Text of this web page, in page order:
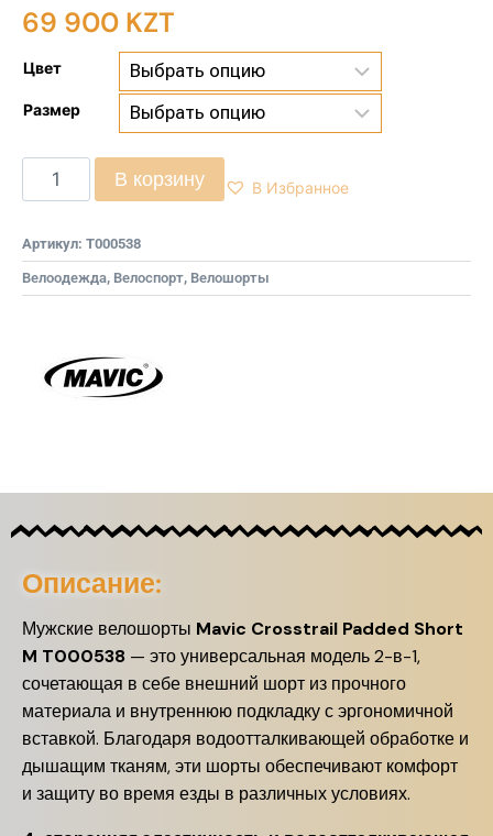
69 900 KZT
Цвет
Размер
В корзину В Избранное
Артикул: T000538
Велоодежда, Велоспорт, Велошорты
Описание:
Мужские велошорты Mavic Crosstrail Padded Short
M T000538 — это универсальная модель 2-в-1,
сочетающая в себе внешний шорт из прочного
материала и внутреннюю подкладку с эргономичной
вставкой. Благодаря водоотталкивающей обработке и
дышащим тканям, эти шорты обеспечивают комфорт
и защиту во время езды в различных условиях.